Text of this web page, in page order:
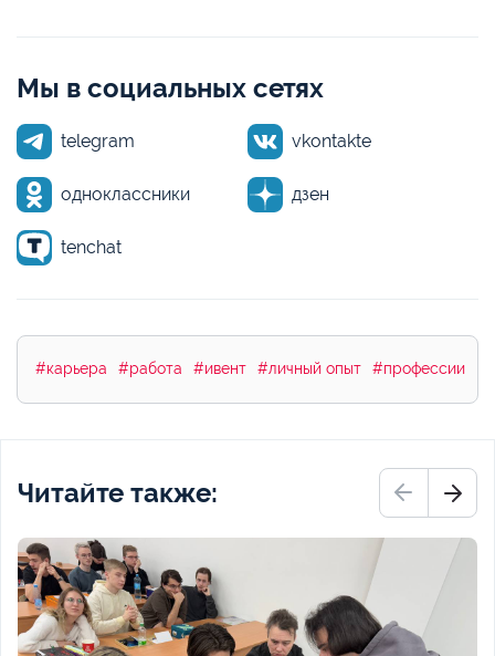
Мы в социальных сетях
telegram vkontakte
одноклассники дзен
tenchat
#карьера #работа #ивент #личный опыт #профессии
Читайте также: